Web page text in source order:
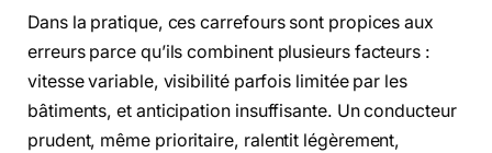
Dans la pratique, ces carrefours sont propices aux
erreurs parce qu’ils combinent plusieurs facteurs :
vitesse variable, visibilité parfois limitée par les
bâtiments, et anticipation insuffisante. Un conducteur
prudent, même prioritaire, ralentit légèrement,